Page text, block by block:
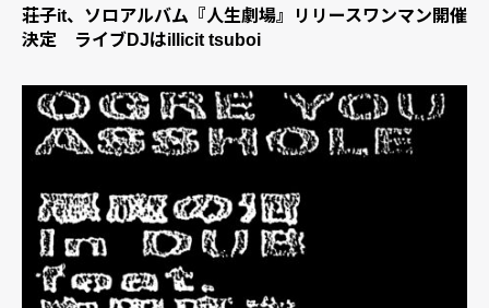
荘子it、ソロアルバム『人生劇場』リリースワンマン開催
決定 ライブDJはillicit tsuboi